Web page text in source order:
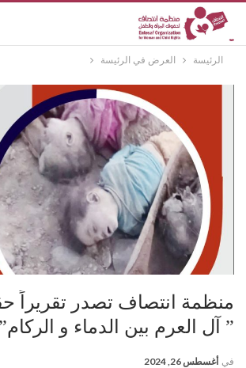
الرئيسة العرض في الرئيسة
منظمة انتصاف تصدر تقريراً
” آل العرم بين الدماء و الركام”
في أغسطس 26, 2024